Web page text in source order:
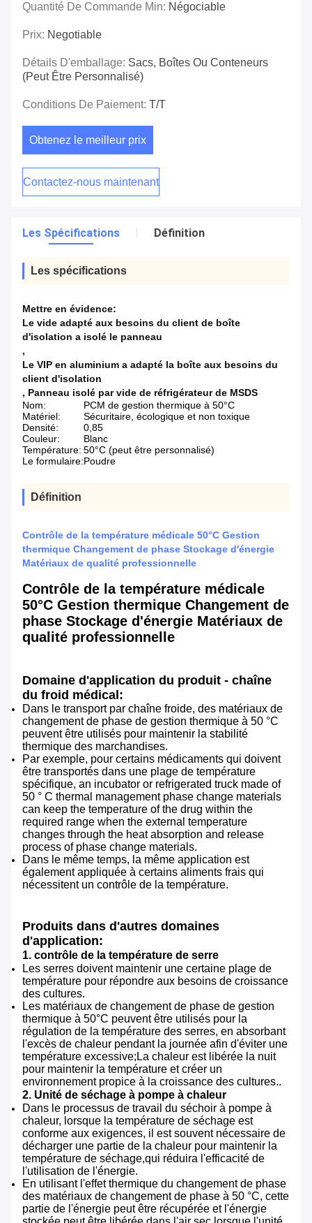
Quantité De Commande Min: Négociable
Prix: Negotiable
Détails D'emballage: Sacs, Boîtes Ou Conteneurs
(peut Être Personnalisé)
Conditions De Paiement: T/T
Obtenez le meilleur prix
Contactez-nous maintenant
Les Spécifications Définition
Les spécifications
Mettre en évidence:
Le vide adapté aux besoins du client de boîte
d'isolation a isolé le panneau
,
Le VIP en aluminium a adapté la boîte aux besoins du
client d'isolation
, Panneau isolé par vide de réfrigérateur de MSDS
Nom:
PCM de gestion thermique à 50°C
Matériel:
Sécuritaire, écologique et non toxique
Densité:
0,85
Couleur:
Blanc
Température: 50°C (peut être personnalisé)
Le formulaire:Poudre
Définition
Contrôle de la température médicale 50°C Gestion
thermique Changement de phase Stockage d'énergie
Matériaux de qualité professionnelle
Contrôle de la température médicale
50°C Gestion thermique Changement de
phase Stockage d'énergie Matériaux de
qualité professionnelle
Domaine d'application du produit - chaîne
du froid médical:
Dans le transport par chaîne froide, des matériaux de
changement de phase de gestion thermique à 50 °C
peuvent être utilisés pour maintenir la stabilité
thermique des marchandises.
Par exemple, pour certains médicaments qui doivent
être transportés dans une plage de température
spécifique, an incubator or refrigerated truck made of
50 ° C thermal management phase change materials
can keep the temperature of the drug within the
required range when the external temperature
changes through the heat absorption and release
process of phase change materials.
Dans le même temps, la même application est
également appliquée à certains aliments frais qui
nécessitent un contrôle de la température.
Produits dans d'autres domaines
d'application:
1. contrôle de la température de serre
Les serres doivent maintenir une certaine plage de
température pour répondre aux besoins de croissance
des cultures.
Les matériaux de changement de phase de gestion
thermique à 50°C peuvent être utilisés pour la
régulation de la température des serres, en absorbant
l'excès de chaleur pendant la journée afin d'éviter une
température excessive;La chaleur est libérée la nuit
pour maintenir la température et créer un
environnement propice à la croissance des cultures..
2. Unité de séchage à pompe à chaleur
Dans le processus de travail du séchoir à pompe à
chaleur, lorsque la température de séchage est
conforme aux exigences, il est souvent nécessaire de
décharger une partie de la chaleur pour maintenir la
température de séchage,qui réduira l'efficacité de
l'utilisation de l'énergie.
En utilisant l'effet thermique du changement de phase
des matériaux de changement de phase à 50 °C, cette
partie de l'énergie peut être récupérée et l'énergie